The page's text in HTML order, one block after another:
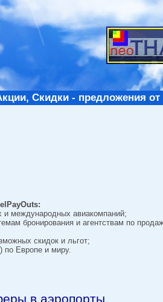
Скидки - предложения от
и международных авиакомпаний;
бронирования и агентствам по
скидок и льгот;
по Европе и миру.
в аэропорты